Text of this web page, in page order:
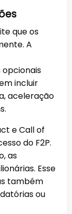
que os
A
incluir
aceleração
e Call of
do F2P.
as
Esse
também
ou